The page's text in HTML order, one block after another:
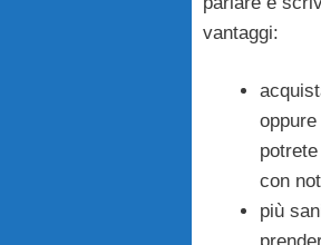
vantaggi:
con
più